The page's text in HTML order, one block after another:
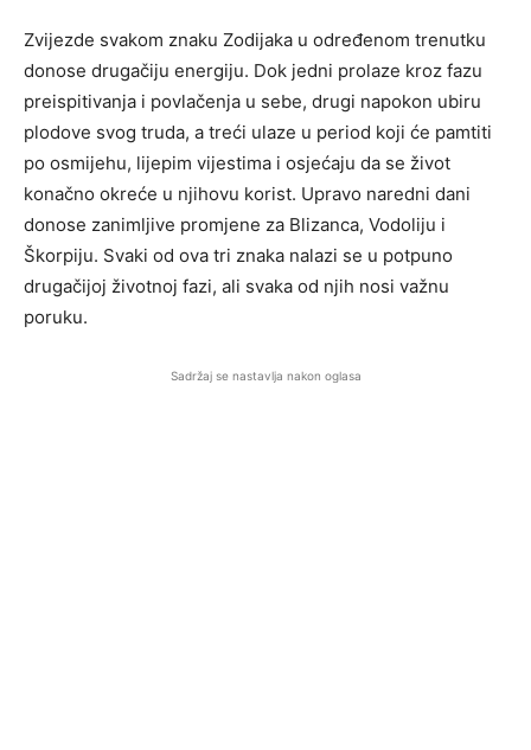
Zvijezde svakom znaku Zodijaka u određenom trenutku
donose drugačiju energiju. Dok jedni prolaze kroz fazu
preispitivanja i povlačenja u sebe, drugi napokon ubiru
plodove svog truda, a treći ulaze u period koji će pamtiti
po osmijehu, lijepim vijestima i osjećaju da se život
konačno okreće u njihovu korist. Upravo naredni dani
donose zanimljive promjene za Blizanca, Vodoliju i
Škorpiju. Svaki od ova tri znaka nalazi se u potpuno
drugačijoj životnoj fazi, ali svaka od njih nosi važnu
poruku.
Sadržaj se nastavlja nakon oglasa